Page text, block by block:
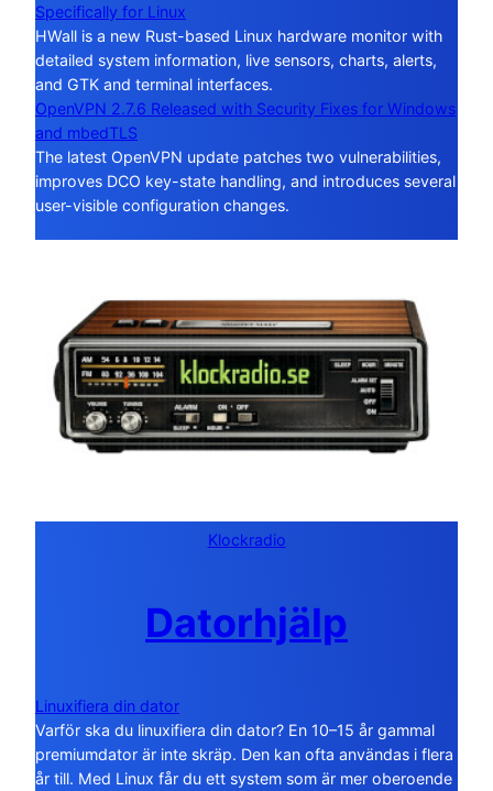
Specifically for Linux
HWall is a new Rust-based Linux hardware monitor with
detailed system information, live sensors, charts, alerts,
and GTK and terminal interfaces.
OpenVPN 2.7.6 Released with Security Fixes for Windows
and mbedTLS
The latest OpenVPN update patches two vulnerabilities,
improves DCO key-state handling, and introduces several
user-visible configuration changes.
Klockradio
Datorhjälp
Linuxifiera din dator
Varför ska du linuxifiera din dator? En 10–15 år gammal
premiumdator är inte skräp. Den kan ofta användas i flera
år till. Med Linux får du ett system som är mer oberoende